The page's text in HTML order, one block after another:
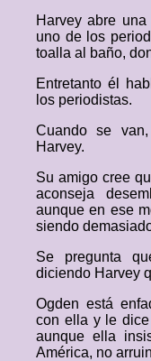
Harvey abre
uno de los
toalla al baño,
Entretanto él
los periodistas.
Cuando se
Harvey.
Su amigo cree
aconseja
aunque en ese
siendo
Se pregunta
diciendo Harvey
Ogden está
con ella y le
aunque ella
América, no